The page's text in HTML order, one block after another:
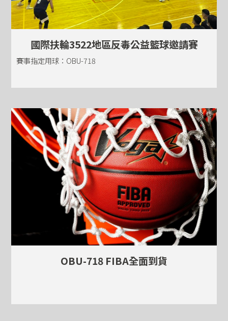
國際扶輪3522地區反毒公益籃球邀請賽
賽事指定用球：OBU-718
OBU-718 FIBA全面到貨